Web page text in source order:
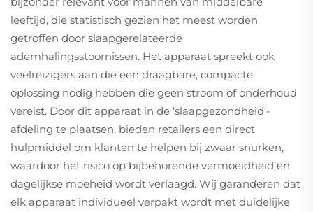
leeftijd, die statistisch gezien het meest worden
getroffen door slaapgerelateerde
ademhalingsstoornissen. Het apparaat spreekt ook
veelreizigers aan die een draagbare, compacte
oplossing nodig hebben die geen stroom of onderhoud
vereist. Door dit apparaat in de ‘slaapgezondheid’-
afdeling te plaatsen, bieden retailers een direct
hulpmiddel om klanten te helpen bij zwaar snurken,
waardoor het risico op bijbehorende vermoeidheid en
dagelijkse moeheid wordt verlaagd. Wij garanderen dat
elk apparaat individueel verpakt wordt met duidelijke